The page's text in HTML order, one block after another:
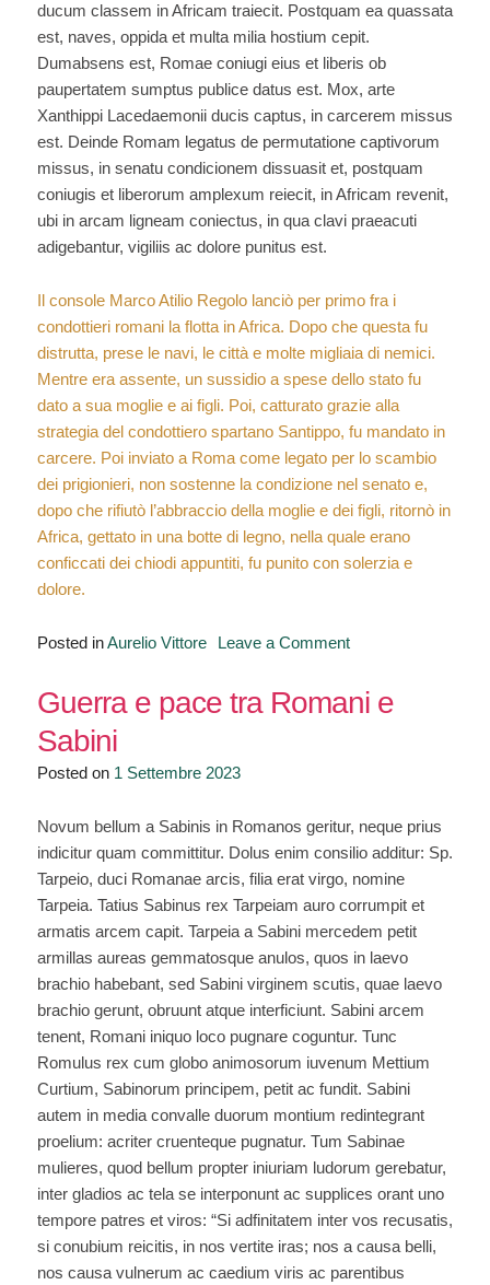
fondazione
ducum classem in Africam traiecit. Postquam ea quassata
est, naves, oppida et multa milia hostium cepit.
Dumabsens est, Romae coniugi eius et liberis ob
paupertatem sumptus publice datus est. Mox, arte
Xanthippi Lacedaemonii ducis captus, in carcerem missus
est. Deinde Romam legatus de permutatione captivorum
missus, in senatu condicionem dissuasit et, postquam
coniugis et liberorum amplexum reiecit, in Africam revenit,
ubi in arcam ligneam coniectus, in qua clavi praeacuti
adigebantur, vigiliis ac dolore punitus est.
Il console Marco Atilio Regolo lanciò per primo fra i
condottieri romani la flotta in Africa. Dopo che questa fu
distrutta, prese le navi, le città e molte migliaia di nemici.
Mentre era assente, un sussidio a spese dello stato fu
dato a sua moglie e ai figli. Poi, catturato grazie alla
strategia del condottiero spartano Santippo, fu mandato in
carcere. Poi inviato a Roma come legato per lo scambio
dei prigionieri, non sostenne la condizione nel senato e,
dopo che rifiutò l’abbraccio della moglie e dei figli, ritornò in
Africa, gettato in una botte di legno, nella quale erano
conficcati dei chiodi appuntiti, fu punito con solerzia e
dolore.
Posted inAurelio Vittore Leave a Commenton
prima
“ammiragli”
e
l’impresa
di
Atilio
Regolo
Guerra e pace tra Romani e
Sabini
Posted on 1 Settembre 2023
Novum bellum a Sabinis in Romanos geritur, neque prius
indicitur quam committitur. Dolus enim consilio additur: Sp.
Tarpeio, duci Romanae arcis, filia erat virgo, nomine
Tarpeia. Tatius Sabinus rex Tarpeiam auro corrumpit et
armatis arcem capit. Tarpeia a Sabini mercedem petit
armillas aureas gemmatosque anulos, quos in laevo
brachio habebant, sed Sabini virginem scutis, quae laevo
brachio gerunt, obruunt atque interficiunt. Sabini arcem
tenent, Romani iniquo loco pugnare coguntur. Tunc
Romulus rex cum globo animosorum iuvenum Mettium
Curtium, Sabinorum principem, petit ac fundit. Sabini
autem in media convalle duorum montium redintegrant
proelium: acriter cruenteque pugnatur. Tum Sabinae
mulieres, quod bellum propter iniuriam ludorum gerebatur,
inter gladios ac tela se interponunt ac supplices orant uno
tempore patres et viros: “Si adfinitatem inter vos recusatis,
si conubium reicitis, in nos vertite iras; nos a causa belli,
nos causa vulnerum ac caedium viris ac parentibus